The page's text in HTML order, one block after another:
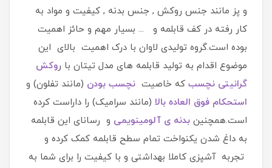
و پز مانند جنس روکش , جنس بدنه , کیفیت و مواد به
کار رفته در کف قابلمه و ... بسیار مهم و حائز اهمیت
بوده است.گروه تولیدی لاوان با درک اهمیت بالای این
موضوع اقدام به تولید قابلمه های مدل تیتان با روکش
گرانیتی نچسب که خاصیت نچسب بودن (مانند تفلون) و
استحکام فوق العاده بالا (مانند سرامیک) را داراست کرده
است.همچنین بدنه ی آلومینویمی و رسانای این قابلمه
به داغ شدن یکنواخت تمام سطح قابلمه کمک کرده و
تجربه آشپزی کاملا بهداشتی و با کیفیت را برای شما به